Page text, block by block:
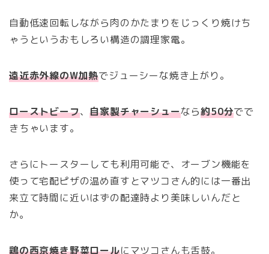
自動低速回転しながら肉のかたまりをじっくり焼けち
ゃうというおもしろい構造の調理家電。
遠近赤外線のW加熱でジューシーな焼き上がり。
ローストビーフ、自家製チャーシューなら約50分でで
きちゃいます。
さらにトースターしても利用可能で、オーブン機能を
使って宅配ピザの温め直すとマツコさん的には一番出
来立て時間に近いはずの配達時より美味しいんだと
か。
鶏の西京焼き野菜ロールにマツコさんも舌鼓。